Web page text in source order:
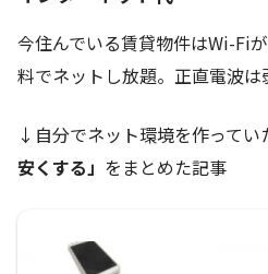
今住んでいる賃貸物件はWi-Fi
料でネットし放題。正直電波は
↓自分でネット環境を作ってい
安くする」 をまとめた記事